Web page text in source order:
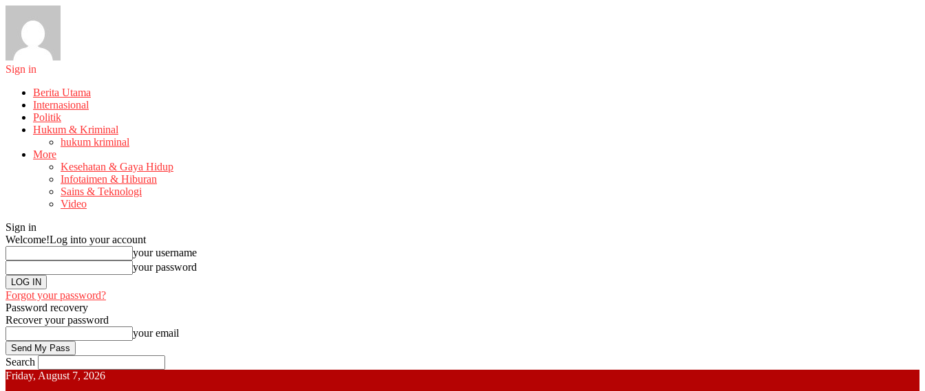
Sign in
Berita Utama
Internasional
Politik
Hukum & Kriminal
hukum kriminal
More
Kesehatan & Gaya Hidup
Infotaimen & Hiburan
Sains & Teknologi
Video
Sign in
Welcome!Log into your account
your username
your password
Forgot your password?
Password recovery
Recover your password
your email
Search
Friday, August 7, 2026